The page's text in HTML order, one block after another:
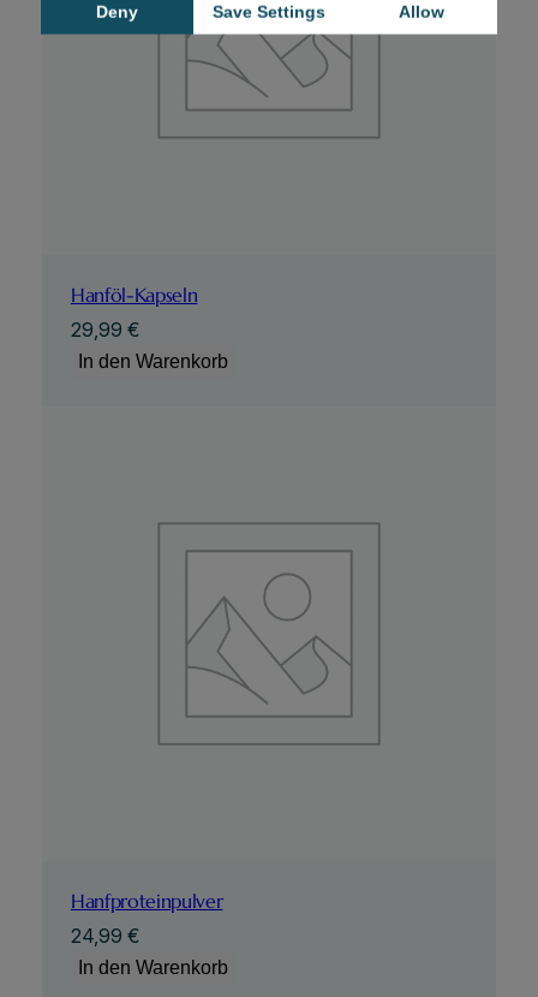
Hanföl-Kapseln
29,99 €
In den Warenkorb
Hanfproteinpulver
24,99 €
In den Warenkorb
Deny Save Settings Allow